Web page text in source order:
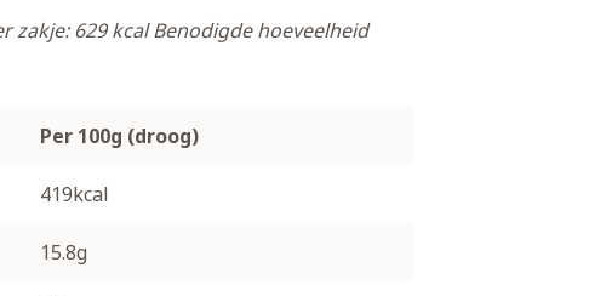
zakje: 629 kcalBenodigde hoeveelheid
Per 100g (droog)
419kcal
15.8g